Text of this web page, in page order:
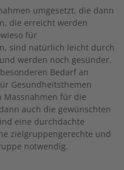
umgesetzt, die dann
die erreicht werden
für
sind natürlich leicht durch
werden noch gesünder.
Bedarf an
Gesundheitsthemen
Massnahmen für die
auch die gewünschten
eine durchdachte
zielgruppengerechte und
notwendig.